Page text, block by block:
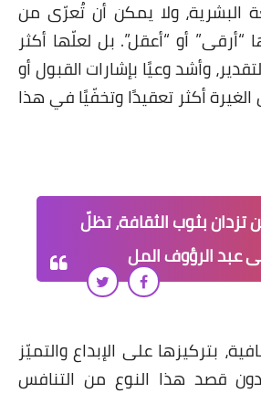
البشرية، ولا يمكن أن تُعرّى من
أو “أعقل”. بل لعلّها أكثر
وأشد وعيًا بإشارات القبول أو
أكثر تعقيدًا وتخفّيًا في هذا
تزدان بثوب الثقافة، تظلّ
عبد الرؤوف المل
بتركيزها على الإبداع والتميّز
قصد هذا النوع من التنافس